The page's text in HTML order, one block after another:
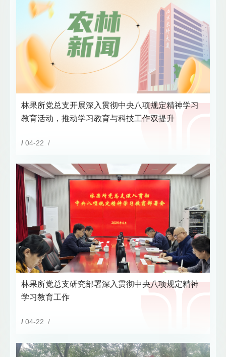
林果所党总支开展深入贯彻中央八项规定精神学习
教育活动，推动学习教育与科技工作双提升
/ 04-22 /
林果所党总支研究部署深入贯彻中央八项规定精神
学习教育工作
/ 04-22 /